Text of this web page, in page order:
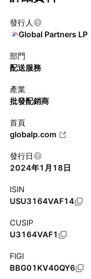
發行人
Global Partners LP
部門
配送服務
產業
批發配銷商
首頁
globalp.com
發行日
2024年1月18日
ISIN
USU3164VAF14
CUSIP
U3164VAF1
FIGI
BBG01KV40QY6